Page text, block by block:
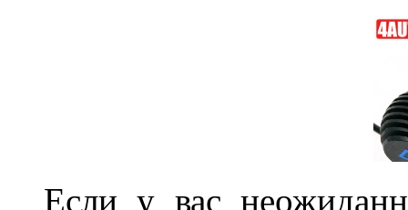
Если у вас